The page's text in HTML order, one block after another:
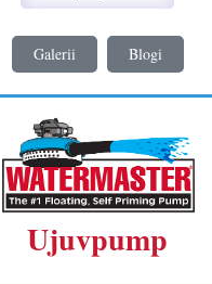
Galerii Blogi
Ujuvpump